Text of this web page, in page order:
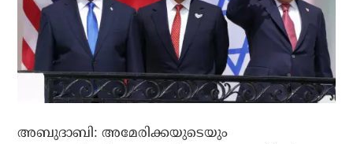
അബുദാബി: അമേരിക്കയുടെയും